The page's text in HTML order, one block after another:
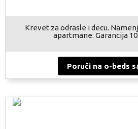
Krevet za odrasle i decu.
apartmane. Garancija
Poruči na o-beds